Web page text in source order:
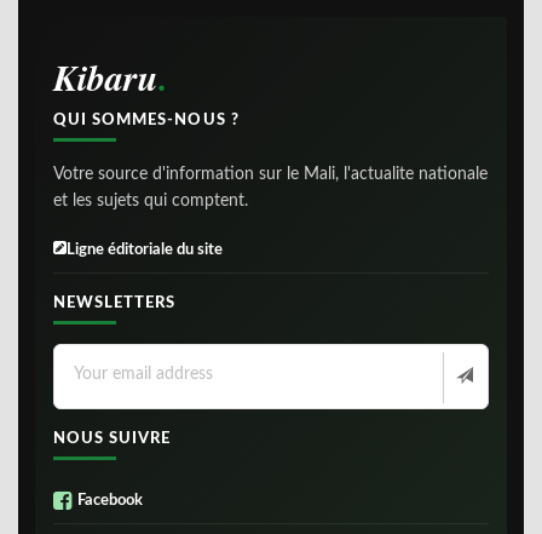
Kibaru
QUI SOMMES-NOUS ?
Votre source d'information sur le Mali, l'actualite nationale
et les sujets qui comptent.
Ligne éditoriale du site
NEWSLETTERS
NOUS SUIVRE
Facebook